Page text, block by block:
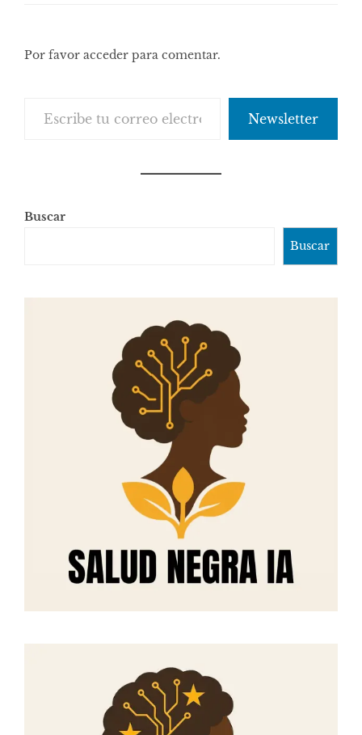
Por favor acceder para comentar.
Newsletter
Buscar
Buscar